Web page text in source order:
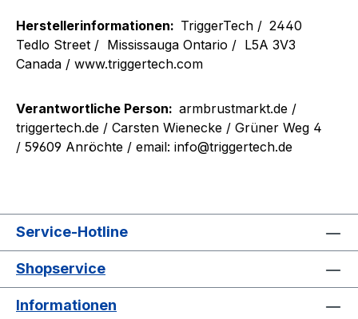
Herstellerinformationen: TriggerTech / 2440
Tedlo Street / Mississauga Ontario / L5A 3V3
Canada / www.triggertech.com
Verantwortliche Person: armbrustmarkt.de /
triggertech.de / Carsten Wienecke / Grüner Weg 4
/ 59609 Anröchte / email: info@triggertech.de
Service-Hotline
Shopservice
Informationen